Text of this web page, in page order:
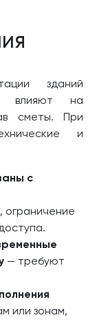
зданий
влияют на
сметы. При
и
с
ограничение
— требуют
или зонам,